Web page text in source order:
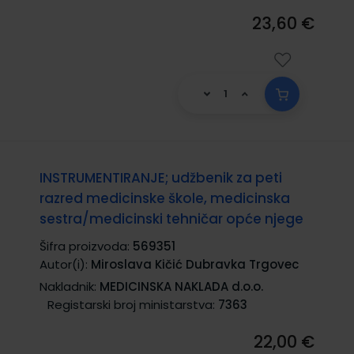
23,60 €
INSTRUMENTIRANJE; udžbenik za peti
razred medicinske škole, medicinska
sestra/medicinski tehničar opće njege
Šifra proizvoda: 569351
Autor(i): Miroslava Kičić Dubravka Trgovec
Nakladnik: MEDICINSKA NAKLADA d.o.o.
Registarski broj ministarstva: 7363
22,00 €